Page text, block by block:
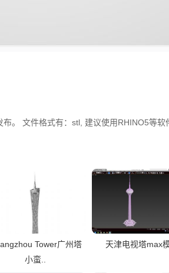
。 文件格式有：stl, 建议使用RHINO5等软
Tower广州塔
小蛮..
天津电视塔max